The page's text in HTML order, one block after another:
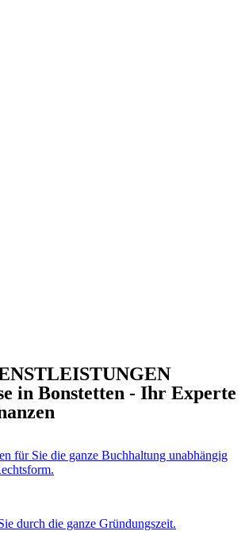
in Bonstetten - Ihr Experte
für Sie die ganze Buchhaltung unabhängig
durch die ganze Gründungszeit.